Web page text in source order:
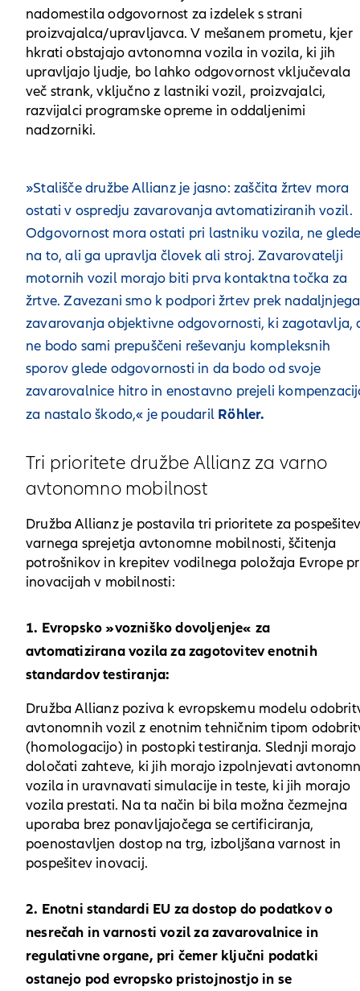
nadomestila odgovornost za izdelek s strani
proizvajalca/upravljavca. V mešanem prometu, kjer
hkrati obstajajo avtonomna vozila in vozila, ki jih
upravljajo ljudje, bo lahko odgovornost vključevala
več strank, vključno z lastniki vozil, proizvajalci,
razvijalci programske opreme in oddaljenimi
nadzorniki.
»Stališče družbe Allianz je jasno: zaščita žrtev mora
ostati v ospredju zavarovanja avtomatiziranih vozil.
Odgovornost mora ostati pri lastniku vozila, ne
na to, ali ga upravlja človek ali stroj. Zavarovatelji
motornih vozil morajo biti prva kontaktna točka za
žrtve. Zavezani smo k podpori žrtev prek nadaljnjega
zavarovanja objektivne odgovornosti, ki zagotavlja,
ne bodo sami prepuščeni reševanju kompleksnih
sporov glede odgovornosti in da bodo od svoje
zavarovalnice hitro in enostavno prejeli
za nastalo škodo,« je poudaril Röhler.
Tri prioritete družbe Allianz za varno
avtonomno mobilnost
Družba Allianz je postavila tri prioritete za
varnega sprejetja avtonomne mobilnosti, ščitenja
potrošnikov in krepitev vodilnega položaja Evrope
inovacijah v mobilnosti:
1. Evropsko »vozniško dovoljenje« za
avtomatizirana vozila za zagotovitev enotnih
standardov testiranja:
Družba Allianz poziva k evropskemu modelu
avtonomnih vozil z enotnim tehničnim tipom
(homologacijo) in postopki testiranja. Slednji morajo
določati zahteve, ki jih morajo izpolnjevati
vozila in uravnavati simulacije in teste, ki jih morajo
vozila prestati. Na ta način bi bila možna čezmejna
uporaba brez ponavljajočega se certificiranja,
poenostavljen dostop na trg, izboljšana varnost in
pospešitev inovacij.
2. Enotni standardi EU za dostop do podatkov o
nesrečah in varnosti vozil za zavarovalnice in
regulativne organe, pri čemer ključni podatki
ostanejo pod evropsko pristojnostjo in se